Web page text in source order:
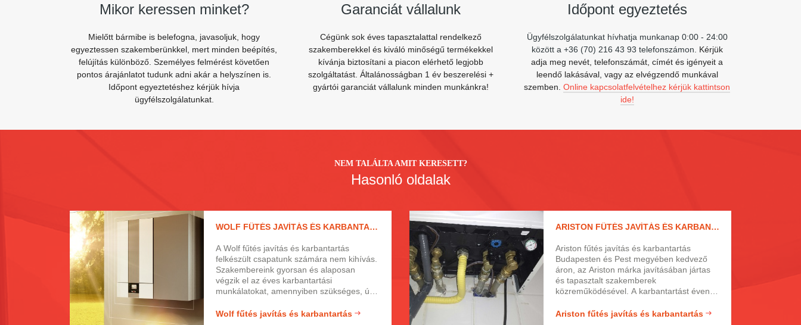
Mikor keressen minket?
Mielőtt bármibe is belefogna, javasoljuk, hogy
egyeztessen szakemberünkkel, mert minden beépítés,
felújítás különböző. Személyes felmérést követően
pontos árajánlatot tudunk adni akár a helyszínen is.
Időpont egyeztetéshez kérjük hívja
ügyfélszolgálatunkat.
Garanciát vállalunk
Cégünk sok éves tapasztalattal rendelkező
szakemberekkel és kiváló minőségű termékekkel
kívánja biztosítani a piacon elérhető legjobb
szolgáltatást. Általánosságban 1 év beszerelési +
gyártói garanciát vállalunk minden munkánkra!
Időpont egyeztetés
Ügyfélszolgálatunkat hívhatja munkanap 0:00 - 24:00
között a +36 (70) 216 43 93 telefonszámon. Kérjük
adja meg nevét, telefonszámát, címét és igényeit a
leendő lakásával, vagy az elvégzendő munkával
szemben. Online kapcsolatfelvételhez kérjük kattintson
ide!
NEM TALÁLTA AMIT KERESETT?
Hasonló oldalak
WOLF FŰTÉS JAVÍTÁS ÉS KARBANTARTÁS
A Wolf fűtés javítás és karbantartás
felkészült csapatunk számára nem kihívás.
Szakembereink gyorsan és alaposan
végzik el az éves karbantartási
munkálatokat, amennyiben szükséges, úgy
hajtják végre. Fényképes igazolvánnyal
Wolf fűtés javítás és karbantartás
ARISTON FŰTÉS JAVÍTÁS ÉS KARBANTARTÁS
Ariston fűtés javítás és karbantartás
Budapesten és Pest megyében kedvező
áron, az Ariston márka javításában jártas
és tapasztalt szakemberek
közreműködésével. A karbantartást évente
elvégeztetni, hiszen ezzel előzhetjük meg a
Ariston fűtés javítás és karbantartás